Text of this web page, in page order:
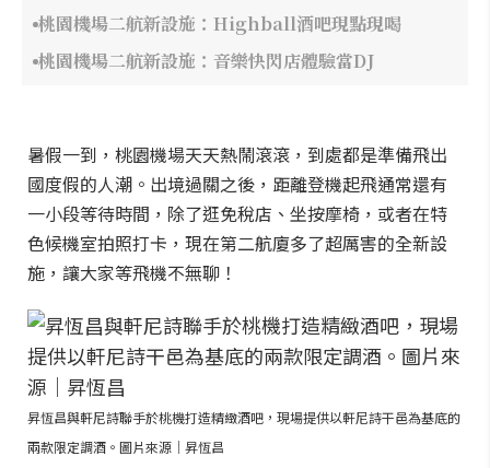
桃園機場二航新設施：Highball酒吧現點現喝
桃園機場二航新設施：音樂快閃店體驗當DJ
暑假一到，桃園機場天天熱鬧滾滾，到處都是準備飛出
國度假的人潮。出境過關之後，距離登機起飛通常還有
一小段等待時間，除了逛免稅店、坐按摩椅，或者在特
色候機室拍照打卡，現在第二航廈多了超厲害的全新設
施，讓大家等飛機不無聊！
昇恆昌與軒尼詩聯手於桃機打造精緻酒吧，現場提供以軒尼詩干邑為基底的
兩款限定調酒。圖片來源｜昇恆昌